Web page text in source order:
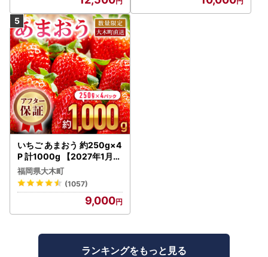
評価 ランキング おすすめ |
いちご あまおう 約250g×4
P 計1000g 【2027年1月～
4月に順次出荷予定】いち
ご CB223
福岡県大木町
(1057)
9,000
ランキングをもっと見る